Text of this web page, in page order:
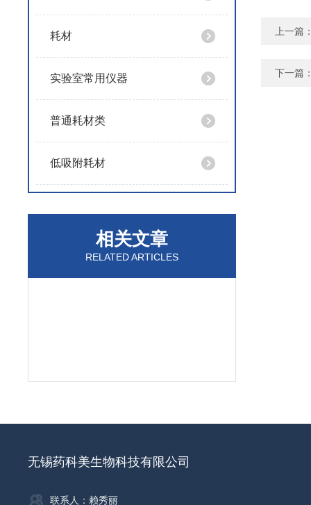
耗材
实验室常用仪器
普通耗材类
低吸附耗材
相关文章
RELATED ARTICLES
上一篇
下一篇
无锡药科美生物科技有限公司
联系人：赖秀丽